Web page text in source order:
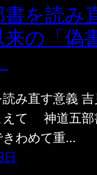
を読み
来の「偽
み直す意義
えて 神道五部
きわめて重…